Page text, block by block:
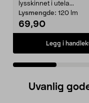
lysskinnet i utela...
Lysmengde: 120 lm
69,90
Legg i
Uvanlig